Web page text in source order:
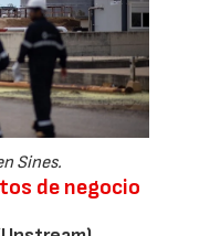
Sines.
de negocio